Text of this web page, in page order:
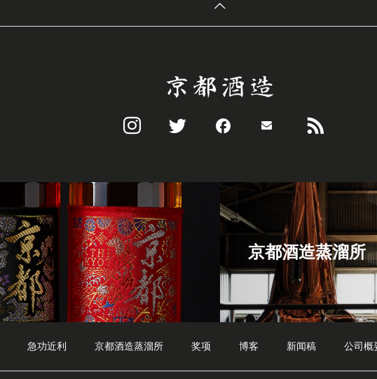
京都酒造蒸溜所
急功近利 京都酒造蒸溜所 奖项 博客 新闻稿 公司概